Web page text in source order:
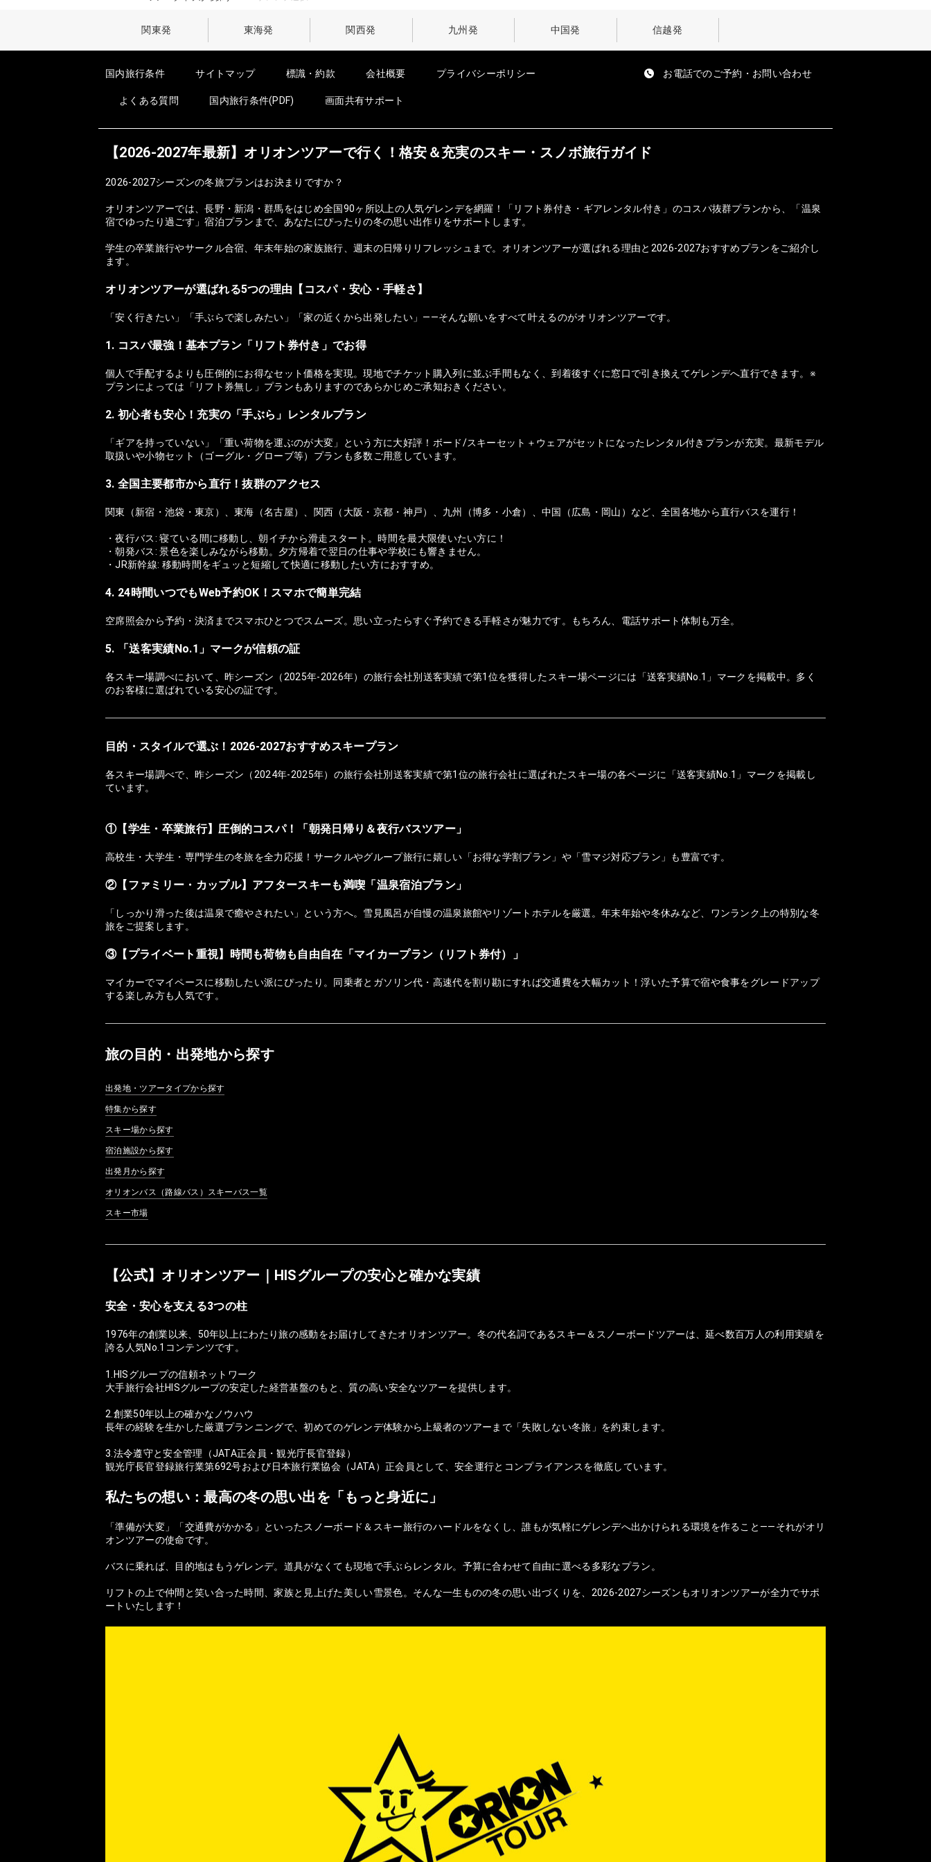
関東発 東海発 関西発 九州発 中国発 信越発
お電話でのご予約・お問い合わせ
国内旅行条件 サイトマップ 標識・約款 会社概要 プライバシーポリシー
よくある質問 国内旅行条件(PDF) 画面共有サポート
【2026-2027年最新】オリオンツアーで行く！格安＆充実のスキー・スノボ旅行ガイド
2026-2027シーズンの冬旅プランはお決まりですか？
オリオンツアーでは、長野・新潟・群馬をはじめ全国90ヶ所以上の人気ゲレンデを網羅！「リフト券付き・ギアレンタル付き」のコスパ抜群プランから、「温泉
宿でゆったり過ごす」宿泊プランまで、あなたにぴったりの冬の思い出作りをサポートします。
学生の卒業旅行やサークル合宿、年末年始の家族旅行、週末の日帰りリフレッシュまで。オリオンツアーが選ばれる理由と2026-2027おすすめプランをご紹介し
ます。
オリオンツアーが選ばれる5つの理由【コスパ・安心・手軽さ】
「安く行きたい」「手ぶらで楽しみたい」「家の近くから出発したい」——そんな願いをすべて叶えるのがオリオンツアーです。
1. コスパ最強！基本プラン「リフト券付き」でお得
個人で手配するよりも圧倒的にお得なセット価格を実現。現地でチケット購入列に並ぶ手間もなく、到着後すぐに窓口で引き換えてゲレンデへ直行できます。※
プランによっては「リフト券無し」プランもありますのであらかじめご承知おきください。
2. 初心者も安心！充実の「手ぶら」レンタルプラン
「ギアを持っていない」「重い荷物を運ぶのが大変」という方に大好評！ボード/スキーセット＋ウェアがセットになったレンタル付きプランが充実。最新モデル
取扱いや小物セット（ゴーグル・グローブ等）プランも多数ご用意しています。
3. 全国主要都市から直行！抜群のアクセス
関東（新宿・池袋・東京）、東海（名古屋）、関西（大阪・京都・神戸）、九州（博多・小倉）、中国（広島・岡山）など、全国各地から直行バスを運行！
・夜行バス: 寝ている間に移動し、朝イチから滑走スタート。時間を最大限使いたい方に！
・朝発バス: 景色を楽しみながら移動。夕方帰着で翌日の仕事や学校にも響きません。
・JR新幹線: 移動時間をギュッと短縮して快適に移動したい方におすすめ。
4. 24時間いつでもWeb予約OK！スマホで簡単完結
空席照会から予約・決済までスマホひとつでスムーズ。思い立ったらすぐ予約できる手軽さが魅力です。もちろん、電話サポート体制も万全。
5. 「送客実績No.1」マークが信頼の証
各スキー場調べにおいて、昨シーズン（2025年-2026年）の旅行会社別送客実績で第1位を獲得したスキー場ページには「送客実績No.1」マークを掲載中。多く
のお客様に選ばれている安心の証です。
目的・スタイルで選ぶ！2026-2027おすすめスキープラン
各スキー場調べで、昨シーズン（2024年-2025年）の旅行会社別送客実績で第1位の旅行会社に選ばれたスキー場の各ページに「送客実績No.1」マークを掲載し
ています。
①【学生・卒業旅行】圧倒的コスパ！「朝発日帰り＆夜行バスツアー」
高校生・大学生・専門学生の冬旅を全力応援！サークルやグループ旅行に嬉しい「お得な学割プラン」や「雪マジ対応プラン」も豊富です。
②【ファミリー・カップル】アフタースキーも満喫「温泉宿泊プラン」
「しっかり滑った後は温泉で癒やされたい」という方へ。雪見風呂が自慢の温泉旅館やリゾートホテルを厳選。年末年始や冬休みなど、ワンランク上の特別な冬
旅をご提案します。
③【プライベート重視】時間も荷物も自由自在「マイカープラン（リフト券付）」
マイカーでマイペースに移動したい派にぴったり。同乗者とガソリン代・高速代を割り勘にすれば交通費を大幅カット！浮いた予算で宿や食事をグレードアップ
する楽しみ方も人気です。
旅の目的・出発地から探す
出発地・ツアータイプから探す
特集から探す
スキー場から探す
宿泊施設から探す
出発月から探す
オリオンバス（路線バス）スキーバス一覧
スキー市場
【公式】オリオンツアー｜HISグループの安心と確かな実績
安全・安心を支える3つの柱
1976年の創業以来、50年以上にわたり旅の感動をお届けしてきたオリオンツアー。冬の代名詞であるスキー＆スノーボードツアーは、延べ数百万人の利用実績を
誇る人気No.1コンテンツです。
1.HISグループの信頼ネットワーク
大手旅行会社HISグループの安定した経営基盤のもと、質の高い安全なツアーを提供します。
2.創業50年以上の確かなノウハウ
長年の経験を生かした厳選プランニングで、初めてのゲレンデ体験から上級者のツアーまで「失敗しない冬旅」を約束します。
3.法令遵守と安全管理（JATA正会員・観光庁長官登録）
観光庁長官登録旅行業第692号および日本旅行業協会（JATA）正会員として、安全運行とコンプライアンスを徹底しています。
私たちの想い：最高の冬の思い出を「もっと身近に」
「準備が大変」「交通費がかかる」といったスノーボード＆スキー旅行のハードルをなくし、誰もが気軽にゲレンデへ出かけられる環境を作ること——それがオリ
オンツアーの使命です。
バスに乗れば、目的地はもうゲレンデ。道具がなくても現地で手ぶらレンタル。予算に合わせて自由に選べる多彩なプラン。
リフトの上で仲間と笑い合った時間、家族と見上げた美しい雪景色。そんな一生ものの冬の思い出づくりを、2026-2027シーズンもオリオンツアーが全力でサポ
ートいたします！